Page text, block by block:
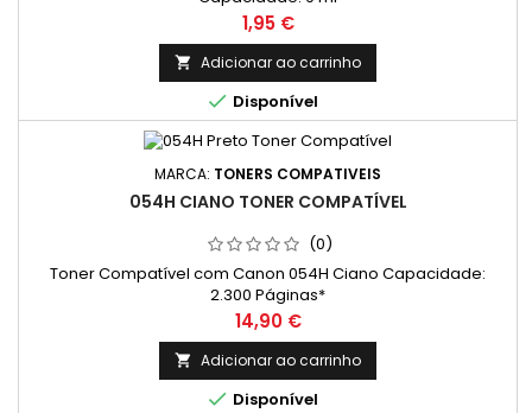
Preço
1,95 €
 Adicionar ao carrinho
 Disponível
MARCA: TONERS COMPATIVEIS
054H CIANO TONER COMPATÍVEL
(0)
Toner Compatível com Canon 054H Ciano Capacidade:
2.300 Páginas*
Preço
14,90 €
 Adicionar ao carrinho
 Disponível